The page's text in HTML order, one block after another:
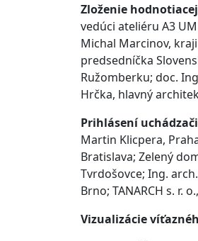
Zloženie
vedúci ateliéru A3
Michal Marcinov,
predsedníčka
Ružomberku; doc.
Hrčka, hlavný
Prihlásení
Martin Klicpera,
Bratislava; Zelený
Tvrdošovce; Ing.
Brno; TANARCH s. r.
Vizualizácie